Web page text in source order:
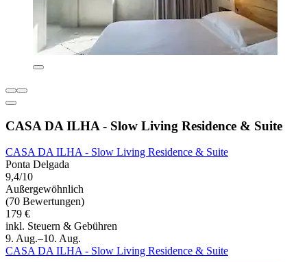
CASA DA ILHA - Slow Living Residence & Suite
CASA DA ILHA - Slow Living Residence & Suite
Ponta Delgada
9,4/10
Außergewöhnlich
(70 Bewertungen)
179 €
inkl. Steuern & Gebühren
9. Aug.–10. Aug.
CASA DA ILHA - Slow Living Residence & Suite